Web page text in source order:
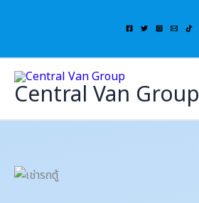
Central Van Group